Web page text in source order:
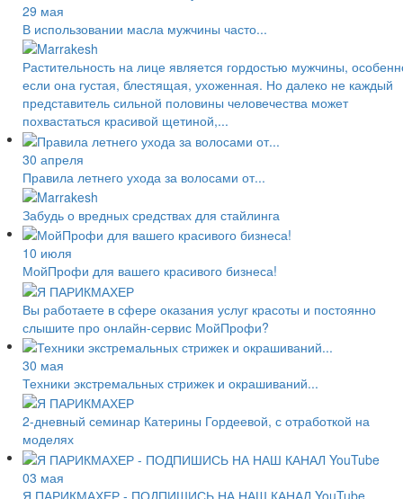
29 мая
В использовании масла мужчины часто...
Растительность на лице является гордостью мужчины,
если она густая, блестящая, ухоженная. Но далеко не каждый
представитель сильной половины человечества может
похвастаться красивой щетиной,...
30 апреля
Правила летнего ухода за волосами от...
Забудь о вредных средствах для стайлинга
10 июля
МойПрофи для вашего красивого бизнеса!
Вы работаете в сфере оказания услуг красоты и ​​постоянно
слышите про онлайн-сервис МойПрофи?
30 мая
Техники экстремальных стрижек и окрашиваний...
2-дневный семинар Катерины Гордеевой, с отработкой на
моделях
03 мая
Я ПАРИКМАХЕР - ПОДПИШИСЬ НА НАШ КАНАЛ YouTube